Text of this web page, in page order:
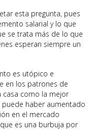
esta pregunta, pues
salarial y lo que
se trata más de lo que
esperan siempre un
es utópico e
en los patrones de
casa como la mejor
haber aumentado
en el mercado
es una burbuja por